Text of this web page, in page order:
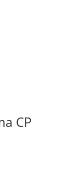
CP